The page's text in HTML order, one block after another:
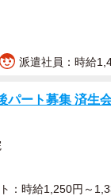
の岡田准一と
誕生したことを
派遣社員：時給
パート募集 済生
：時給1,250円～